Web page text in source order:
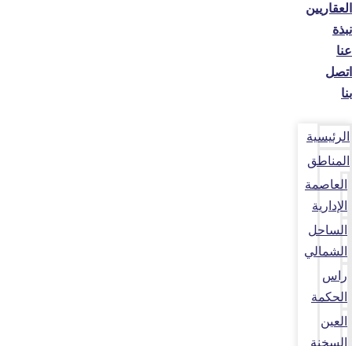
العقاريين
نبذة
عنا
اتصل
بنا
الرئيسية
المناطق
العاصمة
الإدارية
الساحل
الشمالي
راس
الحكمة
العين